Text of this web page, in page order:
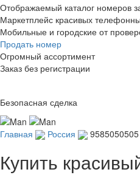
Отображаемый каталог номеров
Маркетплейс красивых
Мобильные и городские от
Продать номер
Огромный ассортимент
Заказ без регистрации
Безопасная сделка
Главная Россия 9585050505
Купить